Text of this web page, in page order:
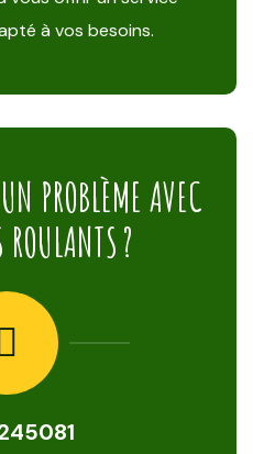
à vos besoins.
PROBLÈME AVEC
?